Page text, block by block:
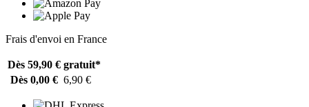
Frais d'envoi en France
Dès 59,90 € gratuit*
Dès 0,00 € 6,90 €